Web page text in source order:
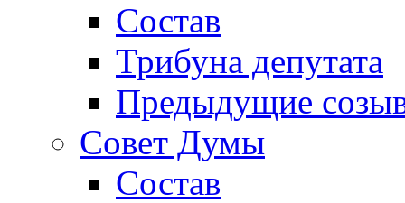
Состав
Трибуна депутата
Предыдущие
Совет Думы
Состав